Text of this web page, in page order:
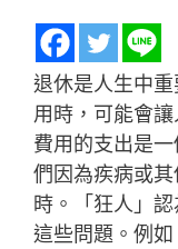
退休是人生中
用時，可能會
費用的支出是
們因為疾病或
時。「狂人」
這些問題。例